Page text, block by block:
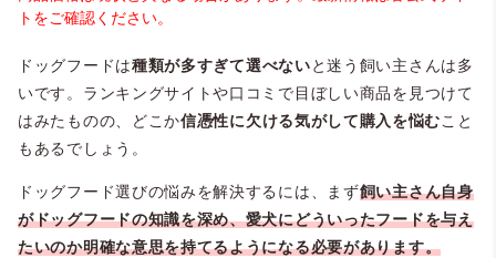
トをご確認ください。
ドッグフードは種類が多すぎて選べないと迷う飼い主さんは多
いです。ランキングサイトや口コミで目ぼしい商品を見つけて
はみたものの、どこか信憑性に欠ける気がして購入を悩むこと
もあるでしょう。
ドッグフード選びの悩みを解決するには、まず飼い主さん自身
がドッグフードの知識を深め、愛犬にどういったフードを与え
たいのか明確な意思を持てるようになる必要があります。